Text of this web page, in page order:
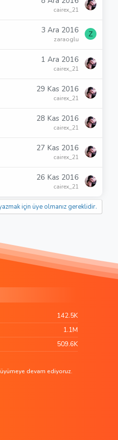
cairex_21
3 Ara 2016
zaraoglu
Z
1 Ara 2016
cairex_21
29 Kas 2016
cairex_21
28 Kas 2016
cairex_21
27 Kas 2016
cairex_21
26 Kas 2016
cairex_21
için üye olmanız gereklidir.
142.5K
1.1M
509.6K
devam ediyoruz.